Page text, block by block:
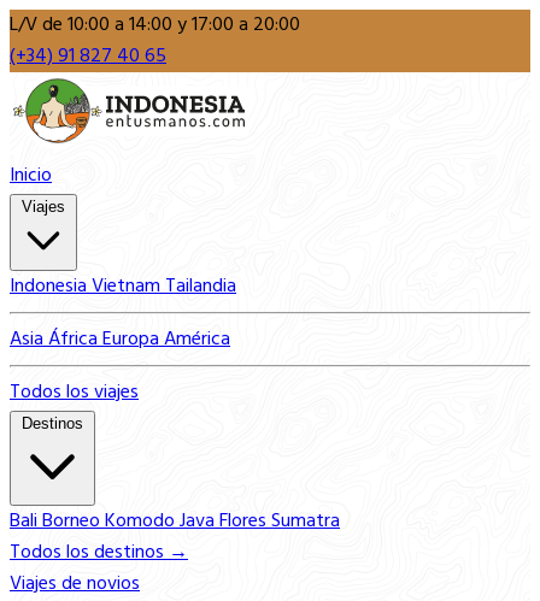
L/V de 10:00 a 14:00 y 17:00 a 20:00
(+34) 91 827 40 65
Inicio
IndonesiaVietnamTailandia
AsiaÁfricaEuropaAmérica
Todos los viajes
BaliBorneoKomodoJavaFloresSumatra
Todos los destinos →
Viajes de novios